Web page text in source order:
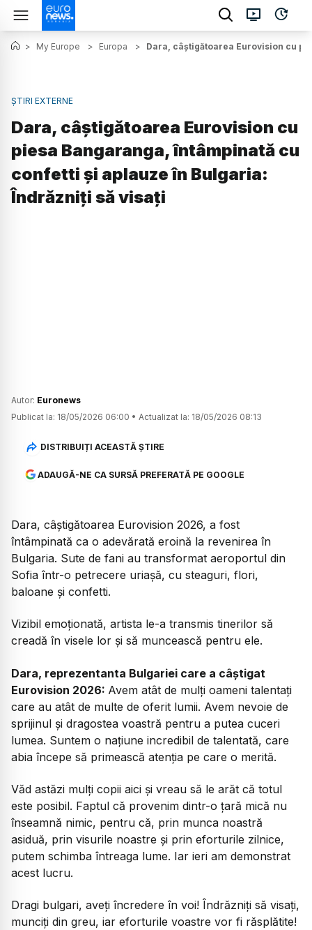
> My Europe > Europa > Dara, câștigătoarea Eurovision cu
ȘTIRI EXTERNE
Dara, câștigătoarea Eurovision cu
piesa Bangaranga, întâmpinată cu
confetti și aplauze în Bulgaria:
Îndrăzniți să visați
Autor: Euronews
Publicat la: 18/05/2026 06:00 • Actualizat la: 18/05/2026 08:13
DISTRIBUIȚI ACEASTĂ ȘTIRE
ADAUGĂ-NE CA SURSĂ PREFERATĂ PE GOOGLE
Dara, câștigătoarea Eurovision 2026, a fost
întâmpinată ca o adevărată eroină la revenirea în
Bulgaria. Sute de fani au transformat aeroportul din
Sofia într-o petrecere uriașă, cu steaguri, flori,
baloane și confetti.
Vizibil emoționată, artista le-a transmis tinerilor să
creadă în visele lor și să muncească pentru ele.
Dara, reprezentanta Bulgariei care a câștigat
Eurovision 2026: Avem atât de mulți oameni talentați
care au atât de multe de oferit lumii. Avem nevoie de
sprijinul și dragostea voastră pentru a putea cuceri
lumea. Suntem o națiune incredibil de talentată, care
abia începe să primească atenția pe care o merită.
Văd astăzi mulți copii aici și vreau să le arăt că totul
este posibil. Faptul că provenim dintr-o țară mică nu
înseamnă nimic, pentru că, prin munca noastră
asiduă, prin visurile noastre și prin eforturile zilnice,
putem schimba întreaga lume. Iar ieri am demonstrat
acest lucru.
Dragi bulgari, aveți încredere în voi! Îndrăzniți să visați,
munciți din greu, iar eforturile voastre vor fi răsplătite!